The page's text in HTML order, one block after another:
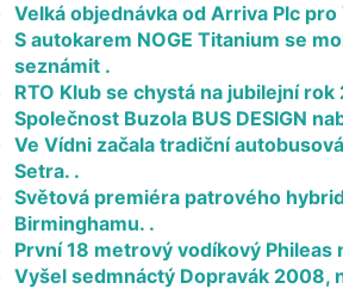
Velká objednávka od Arriva Plc pro
S autokarem NOGE Titanium se
seznámit .
RTO Klub se chystá na jubilejní
Společnost Buzola BUS DESIGN
Ve Vídni začala tradiční
Setra. .
Světová premiéra patrového
Birminghamu. .
První 18 metrový vodíkový Phileas
Vyšel sedmnáctý Dopravák 2008,